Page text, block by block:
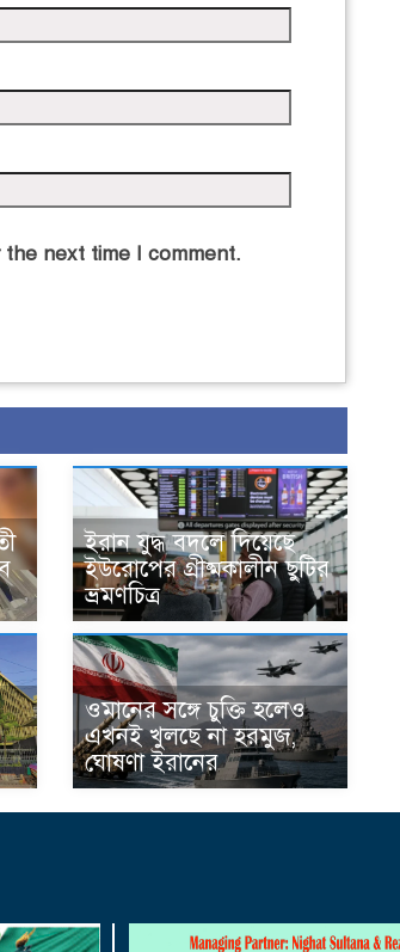
the next time I comment.
ইরান যুদ্ধ বদলে দিয়েছে
ইউরোপের গ্রীষ্মকালীন ছুটির
ভ্রমণচিত্র
ওমানের সঙ্গে চুক্তি হলেও
এখনই খুলছে না হরমুজ,
ঘোষণা ইরানের